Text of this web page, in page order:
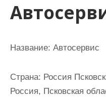
Название: Автосервис
Страна: Россия
Россия, Псковская